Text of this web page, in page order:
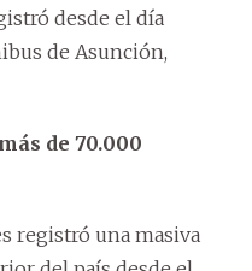
desde el día
de Asunción,
de 70.000
registró una masiva